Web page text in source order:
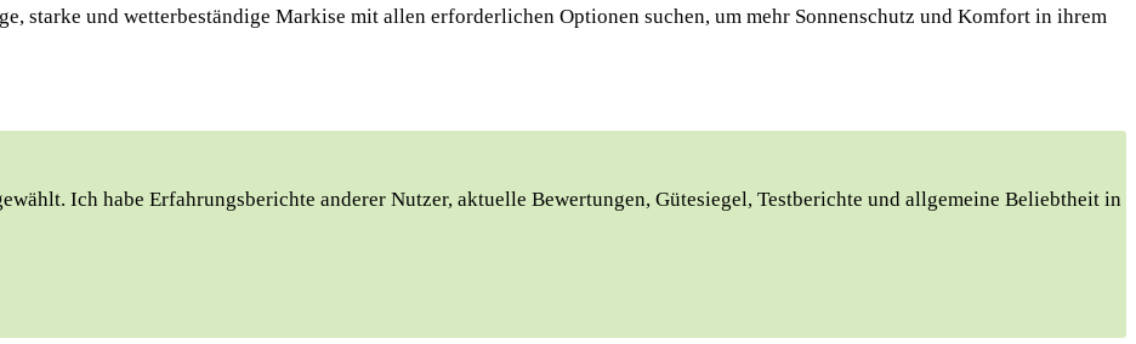
starke und wetterbeständige Markise mit allen erforderlichen Optionen suchen, um mehr Sonnenschutz und Komfort in ihrem
Ich habe Erfahrungsberichte anderer Nutzer, aktuelle Bewertungen, Gütesiegel, Testberichte und allgemeine Beliebtheit in